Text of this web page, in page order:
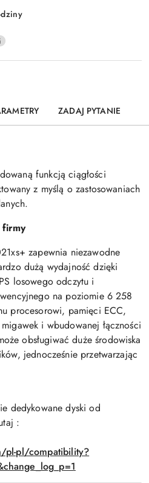
ZADAJ PYTANIE
funkcją ciągłości
z myślą o zastosowaniach
firmy
zapewnia niezawodne
dużą wydajność dzięki
losowego odczytu i
na poziomie 6 258
procesorowi, pamięci ECC,
i wbudowanej łączności
obsługiwać duże środowiska
jednocześnie przetwarzając
dedykowane dyski od
:
pl-pl/compatibility?